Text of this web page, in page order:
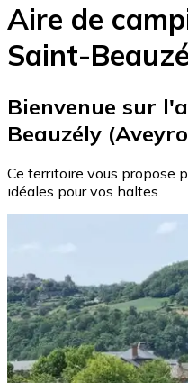
Aire de
Saint-
Bienvenue sur
Beauzély
Ce territoire vous propose
idéales pour vos haltes.